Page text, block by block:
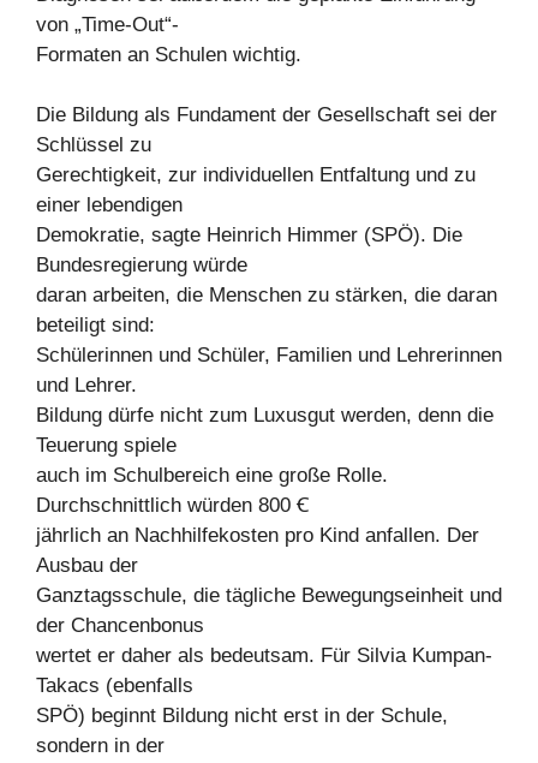
von „Time-Out“-
Formaten an Schulen wichtig.
Die Bildung als Fundament der Gesellschaft sei der
Schlüssel zu
Gerechtigkeit, zur individuellen Entfaltung und zu
einer lebendigen
Demokratie, sagte Heinrich Himmer (SPÖ). Die
Bundesregierung würde
daran arbeiten, die Menschen zu stärken, die daran
beteiligt sind:
Schülerinnen und Schüler, Familien und Lehrerinnen
und Lehrer.
Bildung dürfe nicht zum Luxusgut werden, denn die
Teuerung spiele
auch im Schulbereich eine große Rolle.
Durchschnittlich würden 800 Ꞓ
jährlich an Nachhilfekosten pro Kind anfallen. Der
Ausbau der
Ganztagsschule, die tägliche Bewegungseinheit und
der Chancenbonus
wertet er daher als bedeutsam. Für Silvia Kumpan-
Takacs (ebenfalls
SPÖ) beginnt Bildung nicht erst in der Schule,
sondern in der